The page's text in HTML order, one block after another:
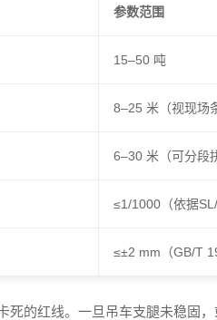
参数范围
15–50 吨
8–25 米（视现场
6–30 米（可分段
≤1/1000（依据
≤±2 mm（GB/T
死的红线。一旦吊车支腿未稳固